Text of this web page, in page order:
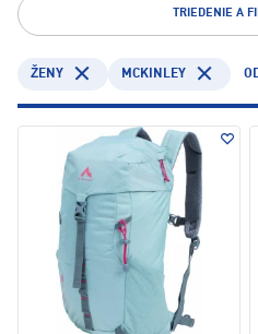
TRIEDENIE A
ŽENY MCKINLEY